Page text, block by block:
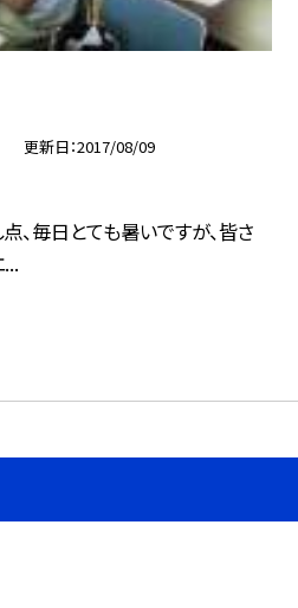
更新日 2017/08/09
、毎日とても暑いですが、皆さ